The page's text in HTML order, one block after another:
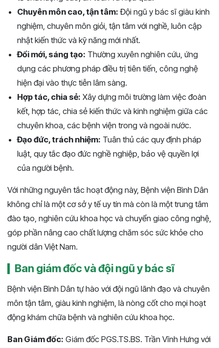
Chuyên môn cao, tận tâm: Đội ngũ y bác sĩ giàu kinh
nghiệm, chuyên môn giỏi, tận tâm với nghề, luôn cập
nhật kiến thức và kỹ năng mới nhất.
Đổi mới, sáng tạo: Thường xuyên nghiên cứu, ứng
dụng các phương pháp điều trị tiên tiến, công nghệ
hiện đại vào thực tiễn lâm sàng.
Hợp tác, chia sẻ: Xây dựng môi trường làm việc đoàn
kết, hợp tác, chia sẻ kiến thức và kinh nghiệm giữa các
chuyên khoa, các bệnh viện trong và ngoài nước.
Đạo đức, trách nhiệm: Tuân thủ các quy định pháp
luật, quy tắc đạo đức nghề nghiệp, bảo vệ quyền lợi
của người bệnh.
Với những nguyên tắc hoạt động này, Bệnh viện Bình Dân
không chỉ là một cơ sở y tế uy tín mà còn là một trung tâm
đào tạo, nghiên cứu khoa học và chuyển giao công nghệ,
góp phần nâng cao chất lượng chăm sóc sức khỏe cho
người dân Việt Nam.
Ban giám đốc và đội ngũ y bác sĩ
Bệnh viện Bình Dân tự hào với đội ngũ lãnh đạo và chuyên
môn tận tâm, giàu kinh nghiệm, là nòng cốt cho mọi hoạt
động khám chữa bệnh và nghiên cứu khoa học.
Ban Giám đốc: Giám đốc PGS.TS.BS. Trần Vĩnh Hưng với